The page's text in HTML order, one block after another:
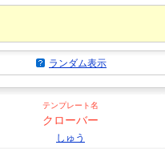
ランダム表示
テンプレート名
クローバー
しゅう